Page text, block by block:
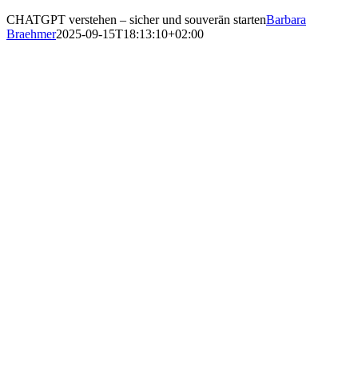
CHATGPT verstehen – sicher und souverän startenBarbara
Braehmer2025-09-15T18:13:10+02:00